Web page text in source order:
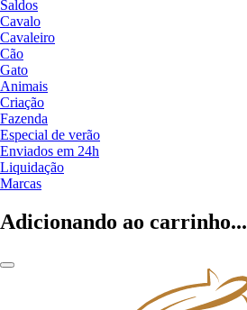
Saldos
Cavalo
Cavaleiro
Cão
Gato
Animais
Criação
Fazenda
Especial de verão
Enviados em 24h
Liquidação
Marcas
Adicionando ao carrinho...